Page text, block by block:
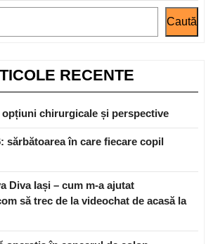
Caută
RECENTE
chirurgicale și perspective
sărbătoarea în care fiecare copil
Diva Iași – cum m-a ajutat
să trec de la videochat de acasă la